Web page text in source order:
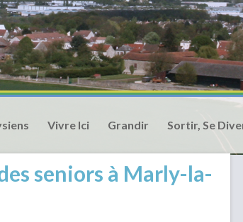
Vivre Ici Grandir Sortir, Se
seniors à Marly-la-